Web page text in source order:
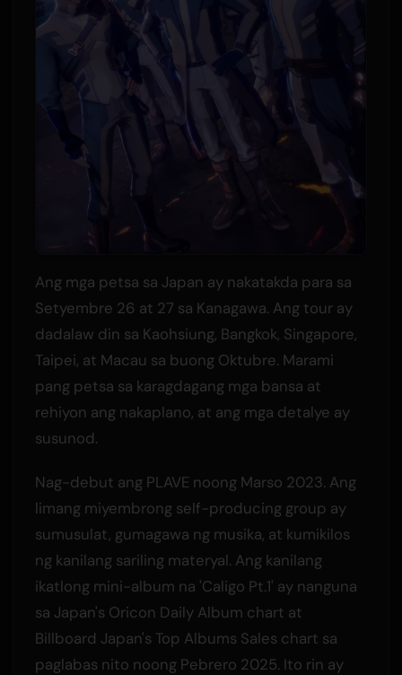
Ang mga petsa sa Japan ay nakatakda para sa
Setyembre 26 at 27 sa Kanagawa. Ang tour ay
dadalaw din sa Kaohsiung, Bangkok, Singapore,
Taipei, at Macau sa buong Oktubre. Marami
pang petsa sa karagdagang mga bansa at
rehiyon ang nakaplano, at ang mga detalye ay
susunod.
Nag-debut ang PLAVE noong Marso 2023. Ang
limang miyembrong self-producing group ay
sumusulat, gumagawa ng musika, at kumikilos
ng kanilang sariling materyal. Ang kanilang
ikatlong mini-album na 'Caligo Pt.1' ay nanguna
sa Japan's Oricon Daily Album chart at
Billboard Japan's Top Albums Sales chart sa
paglabas nito noong Pebrero 2025. Ito rin ay